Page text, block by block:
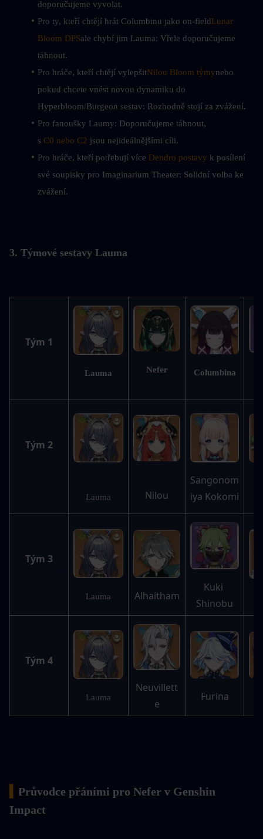
doporučujeme vyvolat.
Pro ty, kteří chtějí hrát Columbinu jako on-fieldLunar
Bloom DPSale chybí jim Lauma: Vřele doporučujeme
táhnout.
Pro hráče, kteří chtějí vylepšitNilou Bloom týmynebo
pokud chcete vnést novou dynamiku do
Hyperbloom/Burgeon sestav: Rozhodně stojí za zvážení.
Pro fanoušky Laumy: Doporučujeme táhnout,
s C0 nebo C2 jsou nejideálnějšími cíli.
Pro hráče, kteří potřebují více Dendro postavy k posílení
své soupisky pro Imaginarium Theater: Solidní volba ke
zvážení.
3. Týmové sestavy Lauma
Tým 1
Lauma Nefer Columbina
Tým 2
Lauma Nilou
Sangonom
iya Kokomi
Tým 3
Lauma Alhaitham
Kuki
Shinobu
Tým 4
Lauma
Neuvillett
e
Furina
Průvodce přáními pro Nefer v Genshin
Impact